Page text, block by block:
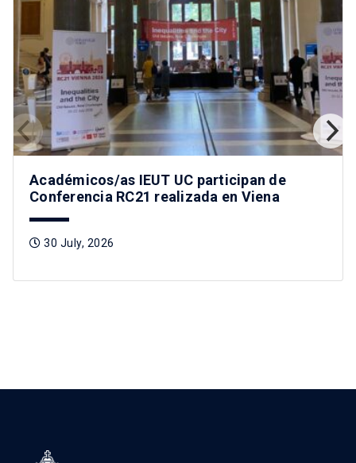
Académicos/as IEUT UC participan de
Conferencia RC21 realizada en Viena
30 July, 2026